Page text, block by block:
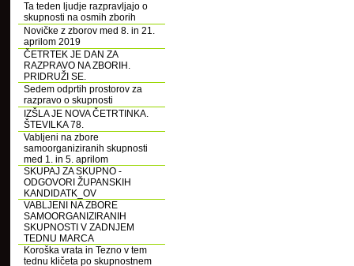
Ta teden ljudje razpravljajo o
skupnosti na osmih zborih
Novičke z zborov med 8. in 21.
aprilom 2019
ČETRTEK JE DAN ZA
RAZPRAVO NA ZBORIH.
PRIDRUŽI SE.
Sedem odprtih prostorov za
razpravo o skupnosti
IZŠLA JE NOVA ČETRTINKA.
ŠTEVILKA 78.
Vabljeni na zbore
samoorganiziranih skupnosti
med 1. in 5. aprilom
SKUPAJ ZA SKUPNO -
ODGOVORI ŽUPANSKIH
KANDIDATK_OV
VABLJENI NA ZBORE
SAMOORGANIZIRANIH
SKUPNOSTI V ZADNJEM
TEDNU MARCA
Koroška vrata in Tezno v tem
tednu kličeta po skupnostnem